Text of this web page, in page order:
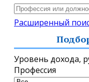
Расширенный
Уровень дохода,
Профессия